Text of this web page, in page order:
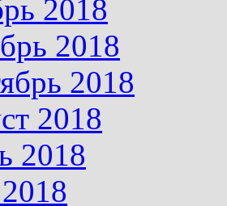
2018
2018
2018
2018
2018